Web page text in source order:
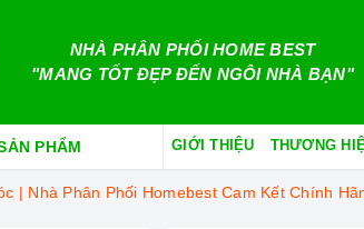
NHÀ PHÂN PHỐI HOME BEST
"MANG TỐT ĐẸP ĐẾN NGÔI NHÀ BẠN"
PHẨM GIỚI THIỆU THƯƠNG
| Nhà Phân Phối Homebest Cam Kết Chính